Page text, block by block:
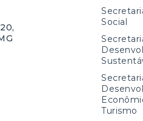
Social
Turismo